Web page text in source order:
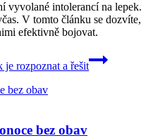
vyvolané intolerancí na lepek.
V tomto článku se dozvíte,
efektivně bojovat.
je rozpoznat a řešit
bez obav